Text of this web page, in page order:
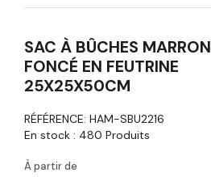
SAC À BÛCHES MARRON
FONCÉ EN FEUTRINE
25X25X50CM
RÉFÉRENCE: HAM-SBU2216
En stock : 480 Produits
À partir de